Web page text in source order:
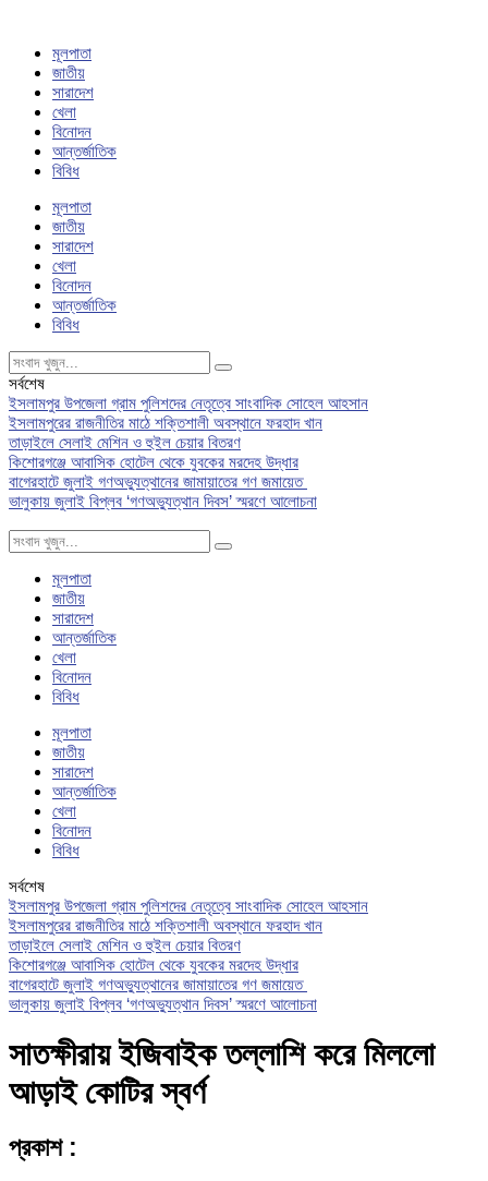
মূলপাতা
জাতীয়
সারাদেশ
খেলা
বিনোদন
আন্তর্জাতিক
বিবিধ
মূলপাতা
জাতীয়
সারাদেশ
খেলা
বিনোদন
আন্তর্জাতিক
বিবিধ
সর্বশেষ
ইসলামপুর উপজেলা গ্রাম পুলিশদের নেতৃত্বে সাংবাদিক সোহেল আহসান
ইসলামপুরের রাজনীতির মাঠে শক্তিশালী অবস্থানে ফরহাদ খান
তাড়াইলে সেলাই মেশিন ও হুইল চেয়ার বিতরণ
কিশোরগঞ্জে আবাসিক হোটেল থেকে যুবকের মরদেহ উদ্ধার
বাগেরহাটে জুলাই গণঅভ্যুত্থানের জামায়াতের গণ জমায়েত
ভালুকায় জুলাই বিপ্লব ‘গণঅভ্যুত্থান দিবস’ স্মরণে আলোচনা
মূলপাতা
জাতীয়
সারাদেশ
আন্তর্জাতিক
খেলা
বিনোদন
বিবিধ
মূলপাতা
জাতীয়
সারাদেশ
আন্তর্জাতিক
খেলা
বিনোদন
বিবিধ
সর্বশেষ
ইসলামপুর উপজেলা গ্রাম পুলিশদের নেতৃত্বে সাংবাদিক সোহেল আহসান
ইসলামপুরের রাজনীতির মাঠে শক্তিশালী অবস্থানে ফরহাদ খান
তাড়াইলে সেলাই মেশিন ও হুইল চেয়ার বিতরণ
কিশোরগঞ্জে আবাসিক হোটেল থেকে যুবকের মরদেহ উদ্ধার
বাগেরহাটে জুলাই গণঅভ্যুত্থানের জামায়াতের গণ জমায়েত
ভালুকায় জুলাই বিপ্লব ‘গণঅভ্যুত্থান দিবস’ স্মরণে আলোচনা
সাতক্ষীরায় ইজিবাইক তল্লাশি করে মিললো
আড়াই কোটির স্বর্ণ
প্রকাশ :